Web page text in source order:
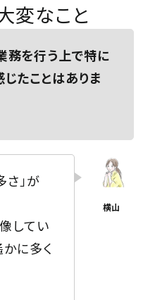
変なこと
務を行う上で特に
たことはありま
」が
してい
に多く